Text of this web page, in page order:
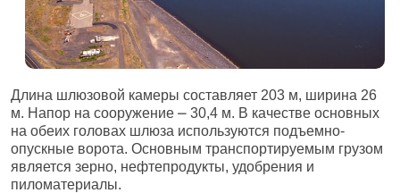
Длина шлюзовой камеры составляет 203 м, ширина 26
м. Напор на сооружение ⎼ 30,4 м. В качестве основных
на обеих головах шлюза используются подъемно-
опускные ворота. Основным транспортируемым грузом
является зерно, нефтепродукты, удобрения и
пиломатериалы.